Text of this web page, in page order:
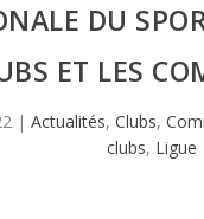
DU
ET LES
| Actualités, Clubs,
clubs, Ligue